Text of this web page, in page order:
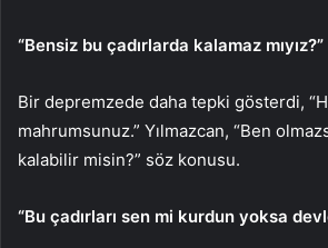
“Bensiz bu çadırlarda kalamaz mıyız?”
Bir depremzede daha tepki gösterdi,
mahrumsunuz.” Yılmazcan, “Ben
kalabilir misin?” söz konusu.
“Bu çadırları sen mi kurdun yoksa